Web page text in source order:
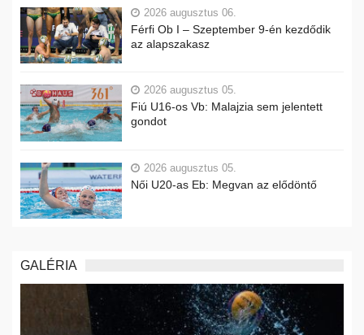
2026 augusztus 06.
Férfi Ob I – Szeptember 9-én kezdődik
az alapszakasz
2026 augusztus 05.
Fiú U16-os Vb: Malajzia sem jelentett
gondot
2026 augusztus 05.
Női U20-as Eb: Megvan az elődöntő
GALÉRIA